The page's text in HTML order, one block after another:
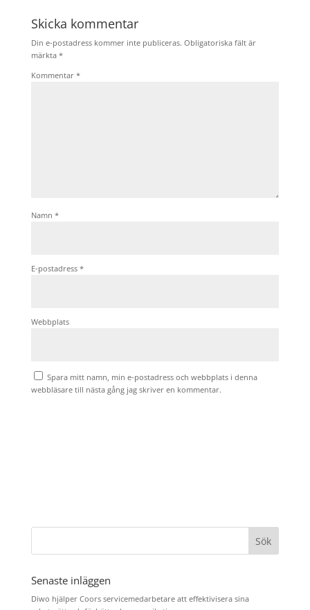
Skicka kommentar
Din e-postadress kommer inte publiceras. Obligatoriska fält är
märkta *
Kommentar *
Namn *
E-postadress *
Webbplats
Spara mitt namn, min e-postadress och webbplats i denna
webbläsare till nästa gång jag skriver en kommentar.
Senaste inläggen
Diwo hjälper Coors servicemedarbetare att effektivisera sina